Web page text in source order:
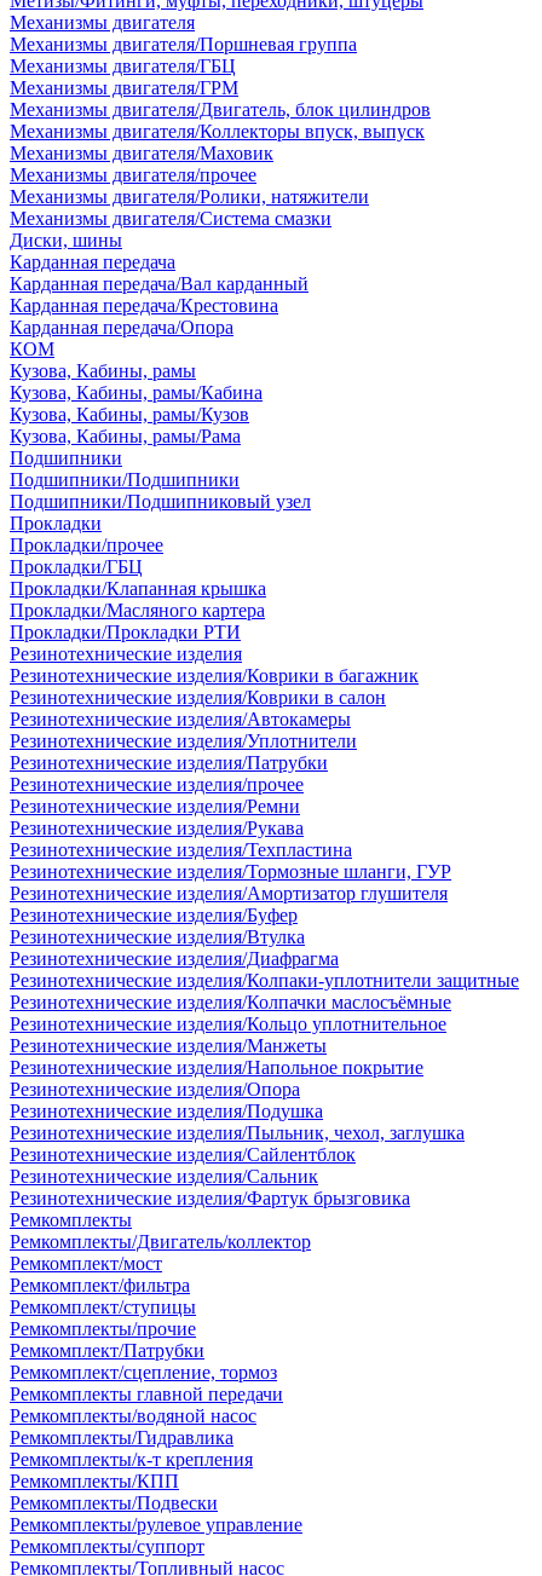
Механизмы двигателя
Механизмы двигателя/Поршневая группа
Механизмы двигателя/ГБЦ
Механизмы двигателя/ГРМ
Механизмы двигателя/Двигатель, блок цилиндров
Механизмы двигателя/Коллекторы впуск, выпуск
Механизмы двигателя/Маховик
Механизмы двигателя/прочее
Механизмы двигателя/Ролики, натяжители
Механизмы двигателя/Система смазки
Диски, шины
Карданная передача
Карданная передача/Вал карданный
Карданная передача/Крестовина
Карданная передача/Опора
КОМ
Кузова, Кабины, рамы
Кузова, Кабины, рамы/Кабина
Кузова, Кабины, рамы/Кузов
Кузова, Кабины, рамы/Рама
Подшипники
Подшипники/Подшипники
Подшипники/Подшипниковый узел
Прокладки
Прокладки/прочее
Прокладки/ГБЦ
Прокладки/Клапанная крышка
Прокладки/Масляного картера
Прокладки/Прокладки РТИ
Резинотехнические изделия
Резинотехнические изделия/Коврики в багажник
Резинотехнические изделия/Коврики в салон
Резинотехнические изделия/Автокамеры
Резинотехнические изделия/Уплотнители
Резинотехнические изделия/Патрубки
Резинотехнические изделия/прочее
Резинотехнические изделия/Ремни
Резинотехнические изделия/Рукава
Резинотехнические изделия/Техпластина
Резинотехнические изделия/Тормозные шланги, ГУР
Резинотехнические изделия/Амортизатор глушителя
Резинотехнические изделия/Буфер
Резинотехнические изделия/Втулка
Резинотехнические изделия/Диафрагма
Резинотехнические изделия/Колпаки-уплотнители защитные
Резинотехнические изделия/Колпачки маслосъёмные
Резинотехнические изделия/Кольцо уплотнительное
Резинотехнические изделия/Манжеты
Резинотехнические изделия/Напольное покрытие
Резинотехнические изделия/Опора
Резинотехнические изделия/Подушка
Резинотехнические изделия/Пыльник, чехол, заглушка
Резинотехнические изделия/Сайлентблок
Резинотехнические изделия/Сальник
Резинотехнические изделия/Фартук брызговика
Ремкомплекты
Ремкомплекты/Двигатель/коллектор
Ремкомплект/мост
Ремкомплект/фильтра
Ремкомплект/ступицы
Ремкомплекты/прочие
Ремкомплект/Патрубки
Ремкомплект/сцепление, тормоз
Ремкомплекты главной передачи
Ремкомплекты/водяной насос
Ремкомплекты/Гидравлика
Ремкомплекты/к-т крепления
Ремкомплекты/КПП
Ремкомплекты/Подвески
Ремкомплекты/рулевое управление
Ремкомплекты/суппорт
Ремкомплекты/Топливный насос